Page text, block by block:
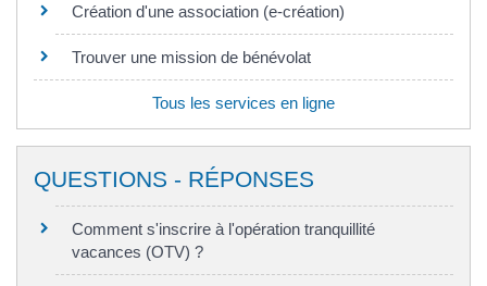
Création d'une association (e-création)
Trouver une mission de bénévolat
Tous les services en ligne
QUESTIONS - RÉPONSES
Comment s'inscrire à l'opération tranquillité
vacances (OTV) ?